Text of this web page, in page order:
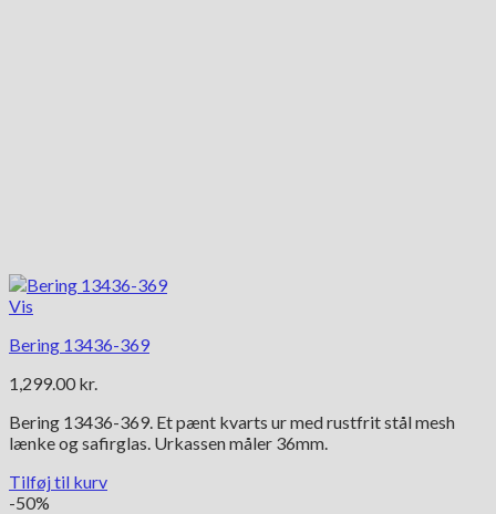
Vis
Bering 13436-369
1,299.00 kr.
Bering 13436-369. Et pænt kvarts ur med rustfrit stål mesh
lænke og safirglas. Urkassen måler 36mm.
Tilføj til kurv
-50%